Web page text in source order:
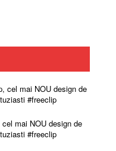
cel mai NOU design de
#freeclip
mai NOU design de
#freeclip